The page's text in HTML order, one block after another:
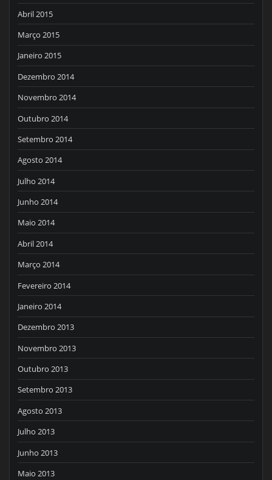
Abril 2015
Março 2015
Janeiro 2015
Dezembro 2014
Novembro 2014
Outubro 2014
Setembro 2014
Agosto 2014
Julho 2014
Junho 2014
Maio 2014
Abril 2014
Março 2014
Fevereiro 2014
Janeiro 2014
Dezembro 2013
Novembro 2013
Outubro 2013
Setembro 2013
Agosto 2013
Julho 2013
Junho 2013
Maio 2013